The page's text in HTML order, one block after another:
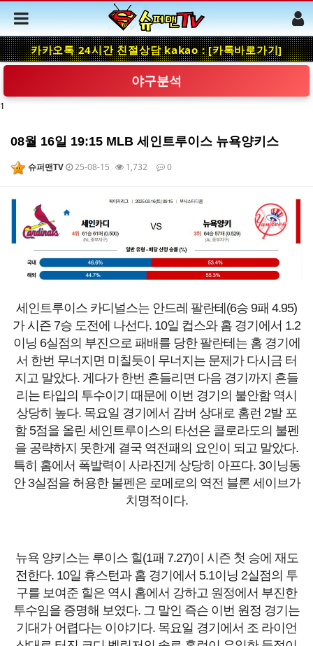
카카오톡 24시간 친절상담 kakao : [카톡바로가기]
야구분석
1
08월 16일 19:15 MLB 세인트루이스 뉴욕양키스
슈퍼맨TV 25-08-15 1,732 0
세인트루이스 카디널스는 안드레 팔란테(6승 9패 4.95)
가 시즌 7승 도전에 나선다. 10일 컵스와 홈 경기에서 1.2
이닝 6실점의 부진으로 패배를 당한 팔란테는 홈 경기에
서 한번 무너지면 미칠듯이 무너지는 문제가 다시금 터
지고 말았다. 게다가 한번 흔들리면 다음 경기까지 흔들
리는 타입의 투수이기 때문에 이번 경기의 불안함 역시
상당히 높다. 목요일 경기에서 감버 상대로 홈런 2발 포
함 5점을 올린 세인트루이스의 타선은 콜로라도의 불펜
을 공략하지 못한게 결국 역전패의 요인이 되고 말았다.
특히 홈에서 폭발력이 사라진게 상당히 아프다. 3이닝동
안 3실점을 허용한 불펜은 로메로의 역전 블론 세이브가
치명적이다.
뉴욕 양키스는 루이스 힐(1패 7.27)이 시즌 첫 승에 재도
전한다. 10일 휴스턴과 홈 경기에서 5.1이닝 2실점의 투
구를 보여준 힐은 역시 홈에서 강하고 원정에서 부진한
투수임을 증명해 보였다. 그 말인 즉슨 이번 원정 경기는
기대가 어렵다는 이야기다. 목요일 경기에서 조 라이언